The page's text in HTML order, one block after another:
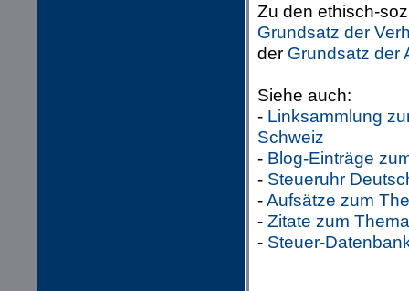
Zu den ethisch-
Grundsatz der
der Grundsatz der
Siehe auch:
- Linksammlung
Schweiz
- Blog-Einträge
- Steueruhr
-Aufsätze zum
- Zitate zum
- Steuer-